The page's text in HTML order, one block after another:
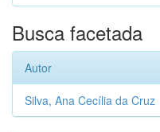
Busca facetada
Autor
Silva, Ana Cecília da Cruz